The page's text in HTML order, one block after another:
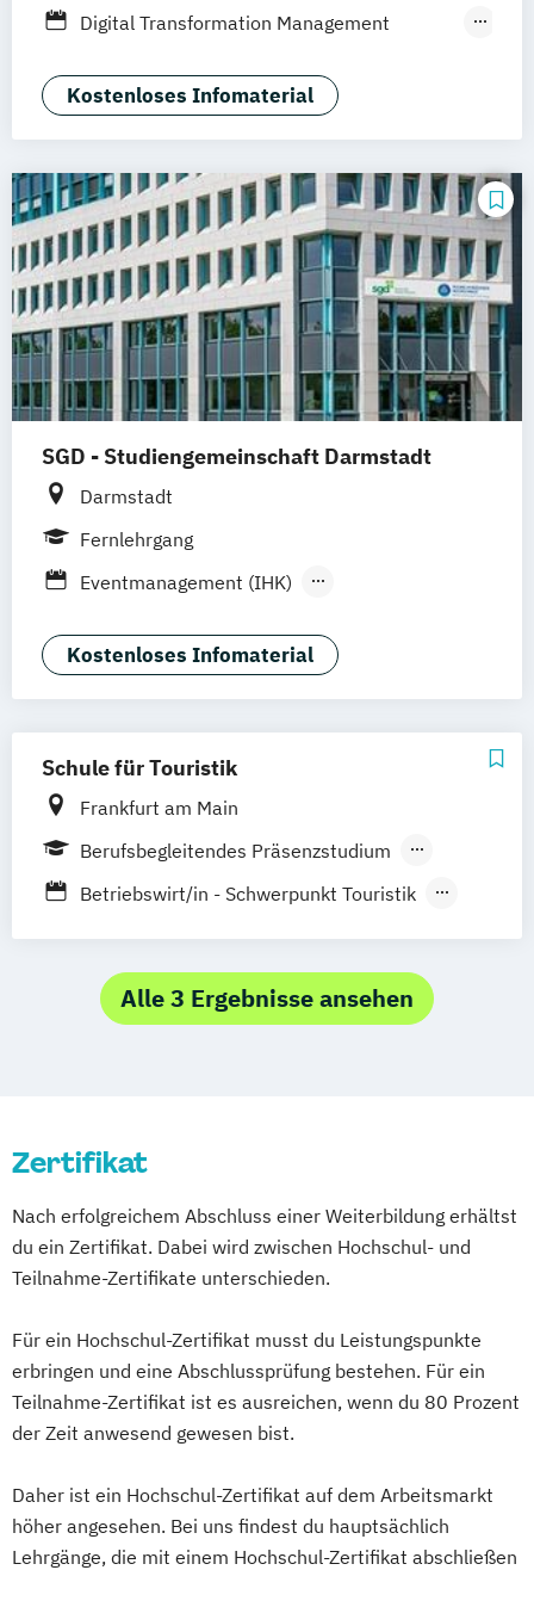
Fernlehrgang
Digital Transformation Management
Hotelmanagement)
Hospitality Controlling & Hotel Asset
Hotel- und Tourismusmarketing
Hotelmarketing
Hotelökonom
Housekeeping Management
Revenue Management
Tourism Consulting
Tourismus Management
Tourismusökonom (FH)
Kostenloses Infomaterial
SGD - Studiengemeinschaft Darmstadt
Darmstadt
Fernlehrgang
Eventmanagement (IHK)
Geprüfte/r Hotelbetriebswirt/in (SGD)
Tourismusmanagement
Kostenloses Infomaterial
Schule für Touristik
Frankfurt am Main
Berufsbegleitendes Präsenzstudium
Vollzeit
Betriebswirt/in - Schwerpunkt Touristik
Internationale/r Luftverkehrsassistent/-in
Internationale/r Touristikassistent/in
Staatlich gepr. Betriebswirt/-in -
Tourismusmanagement
Alle 3 Ergebnisse ansehen
Zertifikat
Nach erfolgreichem Abschluss einer Weiterbildung erhältst
du ein Zertifikat. Dabei wird zwischen Hochschul- und
Teilnahme-Zertifikate unterschieden.
Für ein Hochschul-Zertifikat musst du Leistungspunkte
erbringen und eine Abschlussprüfung bestehen. Für ein
Teilnahme-Zertifikat ist es ausreichen, wenn du 80 Prozent
der Zeit anwesend gewesen bist.
Daher ist ein Hochschul-Zertifikat auf dem Arbeitsmarkt
höher angesehen. Bei uns findest du hauptsächlich
Lehrgänge, die mit einem Hochschul-Zertifikat abschließen